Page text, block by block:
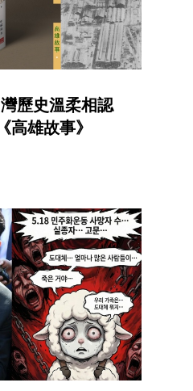
歷史溫柔相認
雄故事》